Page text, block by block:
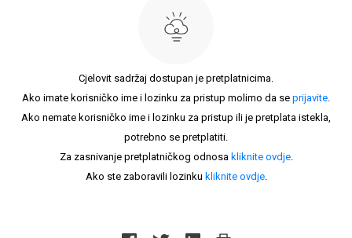
Cjelovit sadržaj dostupan je pretplatnicima.
Ako imate korisničko ime i lozinku za pristup molimo da se prijavite.
Ako nemate korisničko ime i lozinku za pristup ili je pretplata istekla,
potrebno se pretplatiti.
Za zasnivanje pretplatničkog odnosa kliknite ovdje.
Ako ste zaboravili lozinku kliknite ovdje.